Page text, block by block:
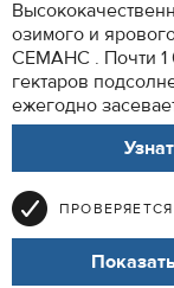
озимого и
СЕМАНС . Почти 1
гектаров
ежегодно